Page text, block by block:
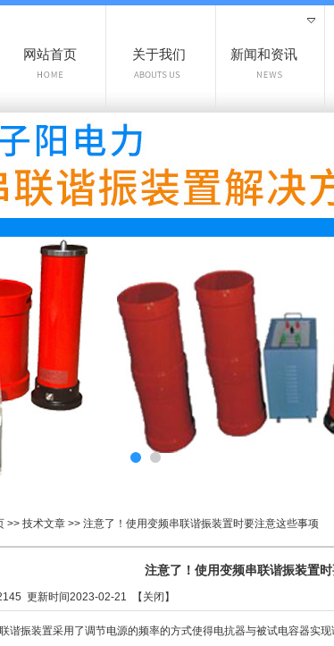
网站首页 关于我们 新闻和资讯
>> 技术文章 >> 注意了！使用变频串联谐振装置时要注意这些事项
注意了！使用变频串联谐振装置
更新时间2023-02-21 【 关闭 】
谐振装置采用了调节电源的频率的方式使得电抗器与被试电容器实